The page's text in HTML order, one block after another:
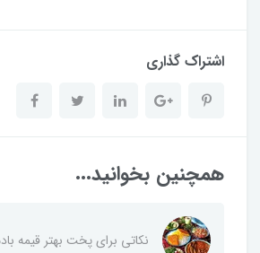
اشتراک گذاری
همچنین بخوانید...
نکاتی برای پخت بهتر قیمه